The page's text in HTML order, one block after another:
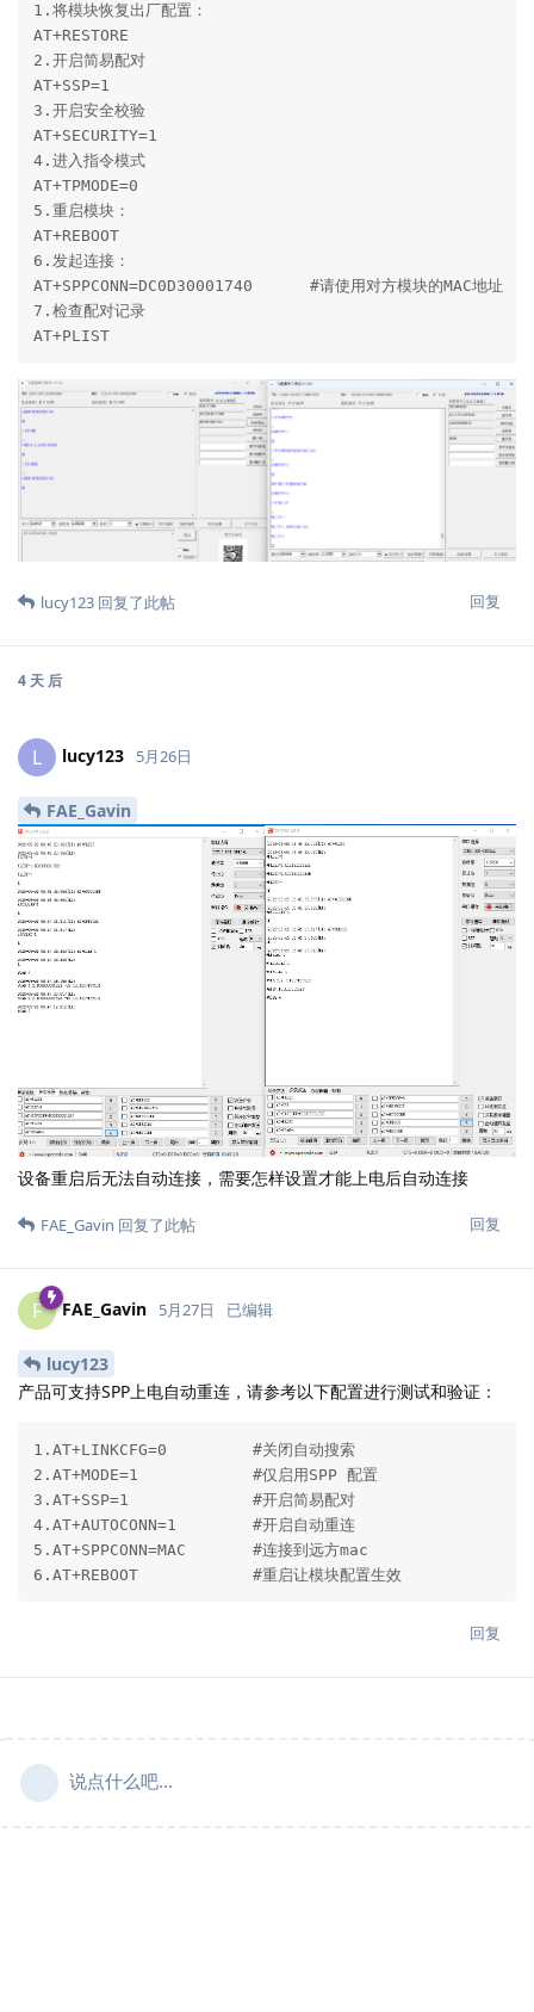
1.将模块恢复出厂配置：
AT+RESTORE
2.开启简易配对
AT+SSP=1
3.开启安全校验
AT+SECURITY=1
4.进入指令模式
AT+TPMODE=0
5.重启模块：
AT+REBOOT
6.发起连接：
AT+SPPCONN=DC0D30001740      #请使用对方模块的MAC地址
7.检查配对记录
AT+PLIST
回复
lucy123 回复了此帖
4 天 后
L lucy123 5月26日
FAE_Gavin
设备重启后无法自动连接，需要怎样设置才能上电后自动连接
回复
FAE_Gavin 回复了此帖
F FAE_Gavin 5月27日 已编辑
lucy123
产品可支持SPP上电自动重连，请参考以下配置进行测试和验证：
1.AT+LINKCFG=0         #关闭自动搜索
2.AT+MODE=1            #仅启用SPP 配置
3.AT+SSP=1             #开启简易配对
4.AT+AUTOCONN=1        #开启自动重连
5.AT+SPPCONN=MAC       #连接到远方mac
6.AT+REBOOT            #重启让模块配置生效
回复
说点什么吧...